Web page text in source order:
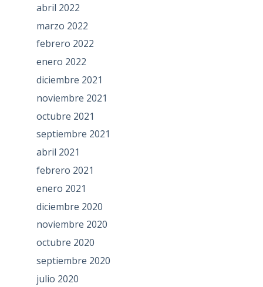
abril 2022
marzo 2022
febrero 2022
enero 2022
diciembre 2021
noviembre 2021
octubre 2021
septiembre 2021
abril 2021
febrero 2021
enero 2021
diciembre 2020
noviembre 2020
octubre 2020
septiembre 2020
julio 2020